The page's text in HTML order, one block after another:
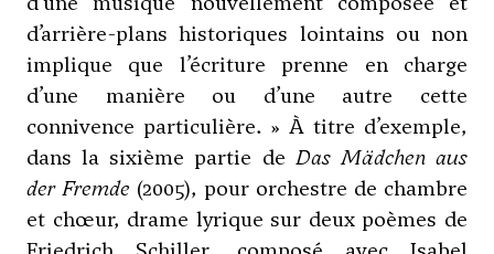
d’arrière-plans historiques lointains ou non
implique que l’écriture prenne en charge
d’une manière ou d’une autre cette
connivence particulière. » À titre d’exemple,
dans la sixième partie de Das Mädchen aus
der Fremde (2005), pour orchestre de chambre
et chœur, drame lyrique sur deux poèmes de